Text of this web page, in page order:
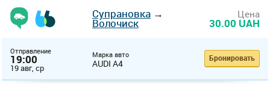
Супрановка →
Волочиск
Цена
30.00 UAH
Отправление
19:00
19 авг, ср
Марка авто
AUDI A4 Бронировать